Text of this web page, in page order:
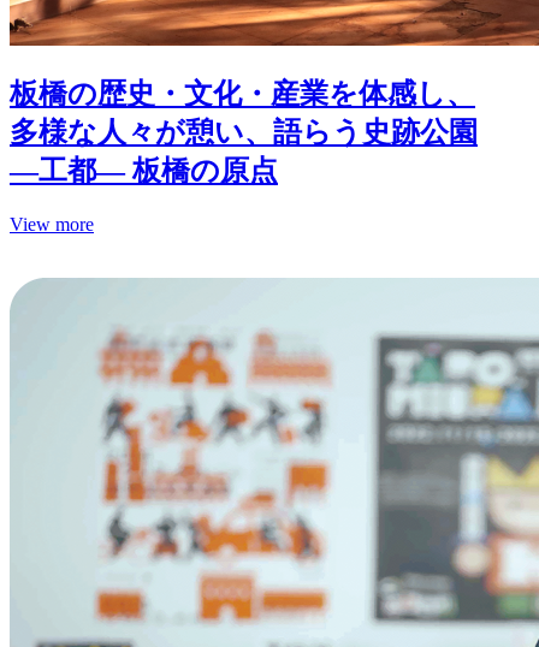
板橋の歴史・文化・産業を体感し、
多様な人々が憩い、語らう史跡公園
—工都— 板橋の原点
View more